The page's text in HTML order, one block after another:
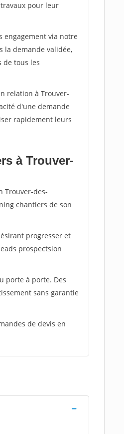
pour leur
engagement via notre
la demande validée,
de tous les
relation à Trouver-
d'une demande
rapidement leurs
à Trouver-
Trouver-des-
chantiers de son
progresser et
prospectsion
porte à porte. Des
sans garantie
de devis en